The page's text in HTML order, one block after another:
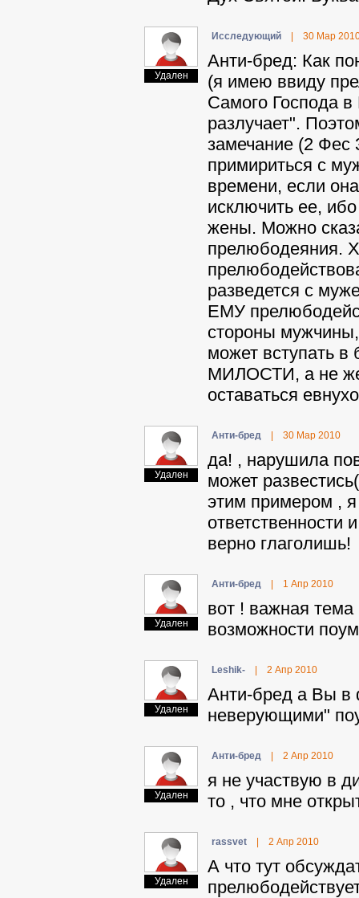
Удален
Иccлeдyющий 30 Мар
Aнти-бpeд: Как
(я имею ввиду
Самого Господа
разлучает".
замечание (2 Фес
примириться с
времени, если
исключить ее,
жены. Можно
прелюбодеяния.
разведется с
ЕМУ
стороны
может вступать в
МИЛОСТИ, а не
оставаться
Удален
Aнти-бpeд 30 Мар 2010
да! , нарушила
может
этим примером ,
верно глаголишь!
Удален
Aнти-бpeд 1 Апр 2010
вот ! важная тема
возможности
Удален
Leshik- 2 Апр 2010
Aнти-бpeд а Вы в
неверующими"
Удален
Aнти-бpeд 2 Апр 2010
я не участвую в
то , что мне
Удален
rassvet 2 Апр 2010
А что тут